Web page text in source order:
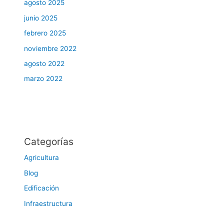
agosto 2025
junio 2025
febrero 2025
noviembre 2022
agosto 2022
marzo 2022
Categorías
Agricultura
Blog
Edificación
Infraestructura